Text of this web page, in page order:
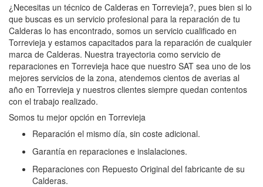
¿Necesitas un técnico de Calderas en Torrevieja?, pues bien si lo
que buscas es un servicio profesional para la reparación de tu
Calderas lo has encontrado, somos un servicio cualificado en
Torrevieja y estamos capacitados para la reparación de cualquier
marca de Calderas. Nuestra trayectoria como servicio de
reparaciones en Torrevieja hace que nuestro SAT sea uno de los
mejores servicios de la zona, atendemos cientos de averias al
año en Torrevieja y nuestros clientes siempre quedan contentos
con el trabajo realizado.
Somos tu mejor opción en Torrevieja
Reparación el mismo día, sin coste adicional.
Garantía en reparaciones e inslalaciones.
Reparaciones con Repuesto Original del fabricante de su
Calderas.